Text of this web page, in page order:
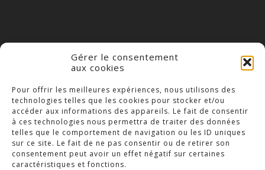
Gérer le consentement
aux cookies
Pour offrir les meilleures expériences, nous utilisons des
technologies telles que les cookies pour stocker et/ou
accéder aux informations des appareils. Le fait de consentir
à ces technologies nous permettra de traiter des données
telles que le comportement de navigation ou les ID uniques
sur ce site. Le fait de ne pas consentir ou de retirer son
consentement peut avoir un effet négatif sur certaines
caractéristiques et fonctions.
COLLÈGE NOTRE DAME
23 Place Saint-Jean,
79300 Bressuire
Téléphone : 05 49 74 46 20